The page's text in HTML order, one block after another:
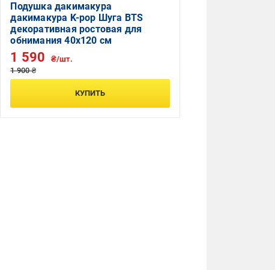
Подушка дакимакура
дакимакура K-pop Шуга BTS
декоративная ростовая для
обнимания 40x120 см
1 900 ₴
1 590 ₴/шт.
КУПИТЬ